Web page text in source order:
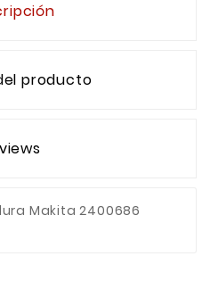
producto
Makita 2400686